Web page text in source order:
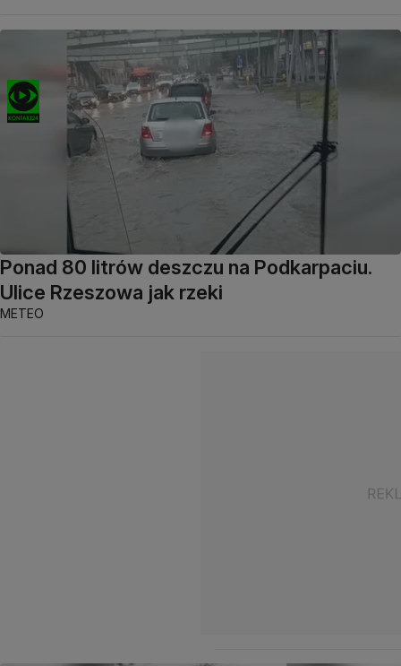
Ponad 80 litrów deszczu na Podkarpaciu.
Ulice Rzeszowa jak rzeki
METEO